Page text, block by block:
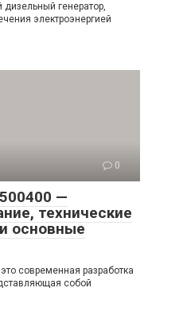
генератор,
электроэнергией
0
—
технические
основные
современная разработка
собой